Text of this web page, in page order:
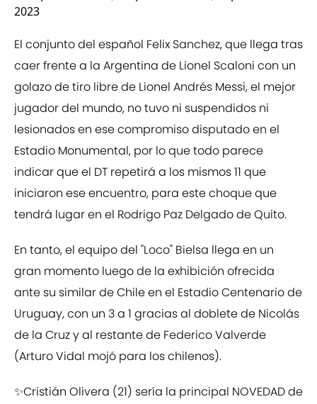
2023
El conjunto del español Felix Sanchez, que llega tras
caer frente a la Argentina de Lionel Scaloni con un
golazo de tiro libre de Lionel Andrés Messi, el mejor
jugador del mundo, no tuvo ni suspendidos ni
lesionados en ese compromiso disputado en el
Estadio Monumental, por lo que todo parece
indicar que el DT repetirá a los mismos 11 que
iniciaron ese encuentro, para este choque que
tendrá lugar en el Rodrigo Paz Delgado de Quito.
En tanto, el equipo del "Loco" Bielsa llega en un
gran momento luego de la exhibición ofrecida
ante su similar de Chile en el Estadio Centenario de
Uruguay, con un 3 a 1 gracias al doblete de Nicolás
de la Cruz y al restante de Federico Valverde
(Arturo Vidal mojó para los chilenos).
✨️Cristián Olivera (21) sería la principal NOVEDAD de